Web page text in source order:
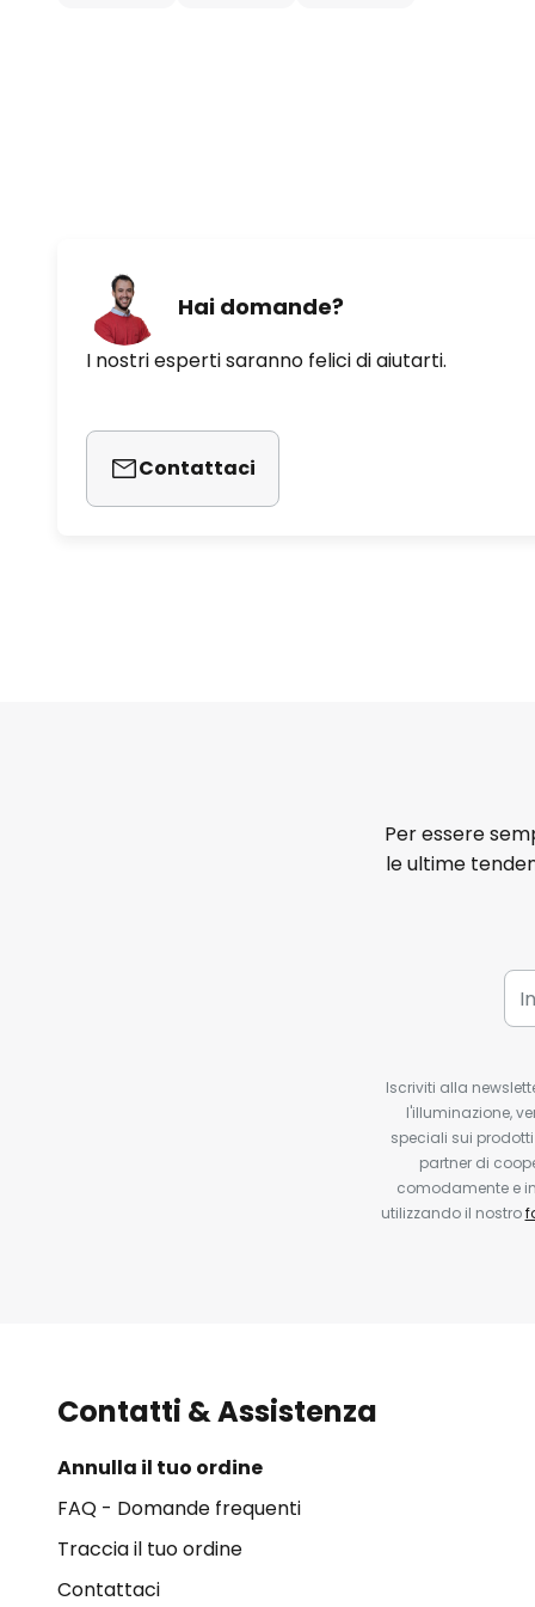
richiede due batterie AAA
Hai domande?
I nostri esperti saranno felici di aiutarti.
Contattaci
Per essere
le ultime
Iscriviti alla
l'illuminazione,
speciali sui
partner di
comodamente e
utilizzando il nostro
Contatti & Assistenza
Annulla il tuo ordine
FAQ - Domande frequenti
Traccia il tuo ordine
Contattaci